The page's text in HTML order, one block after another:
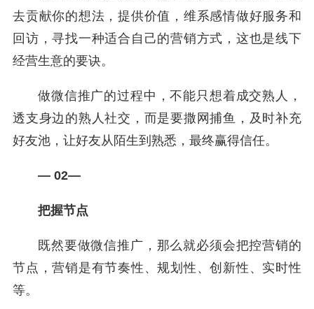
去贡献你的想法，提供价值，维系感情做好服务和
回访，寻找一种适合自己的营销方式，这也是线下
经营生意的要诀。
做微信推广的过程中，不能只想着成交熟人，
透支身边的熟人社交，而是要撒网捕鱼，及时补充
好友池，让好友从陌生到熟悉，最终赢得信任。
— 02—
把握节点
既然要做微信推广，那么就必须会把控营销的
节点，营销是有节奏性、规划性、创新性、实时性
等。